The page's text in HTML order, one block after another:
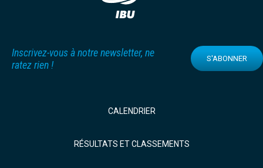
Inscrivez-vous à notre newsletter, ne
ratez rien !
S'ABONNER
CALENDRIER
RÉSULTATS ET CLASSEMENTS